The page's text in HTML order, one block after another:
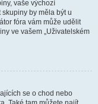
vaše výchozí
by měla být u
fóra vám může udělit
ve vašem „Uživatelském
se o chod nebo